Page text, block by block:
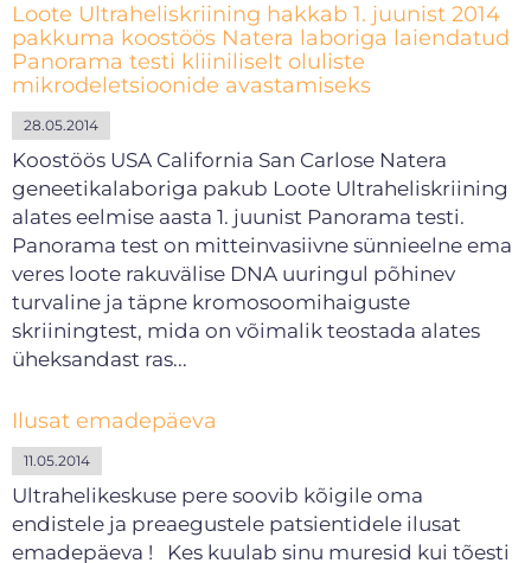
Loote Ultraheliskriining hakkab 1. juunist 2014
pakkuma koostöös Natera laboriga laiendatud
Panorama testi kliiniliselt oluliste
mikrodeletsioonide avastamiseks
28.05.2014
Koostöös USA California San Carlose Natera
geneetikalaboriga pakub Loote Ultraheliskriining
alates eelmise aasta 1. juunist Panorama testi.
Panorama test on mitteinvasiivne sünnieelne ema
veres loote rakuvälise DNA uuringul põhinev
turvaline ja täpne kromosoomihaiguste
skriiningtest, mida on võimalik teostada alates
üheksandast ras...
Ilusat emadepäeva
11.05.2014
Ultrahelikeskuse pere soovib kõigile oma
endistele ja preaegustele patsientidele ilusat
emadepäeva ! Kes kuulab sinu muresid kui tõesti